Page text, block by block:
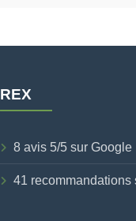
REX
8 avis 5/5 sur Google
41 recommandations